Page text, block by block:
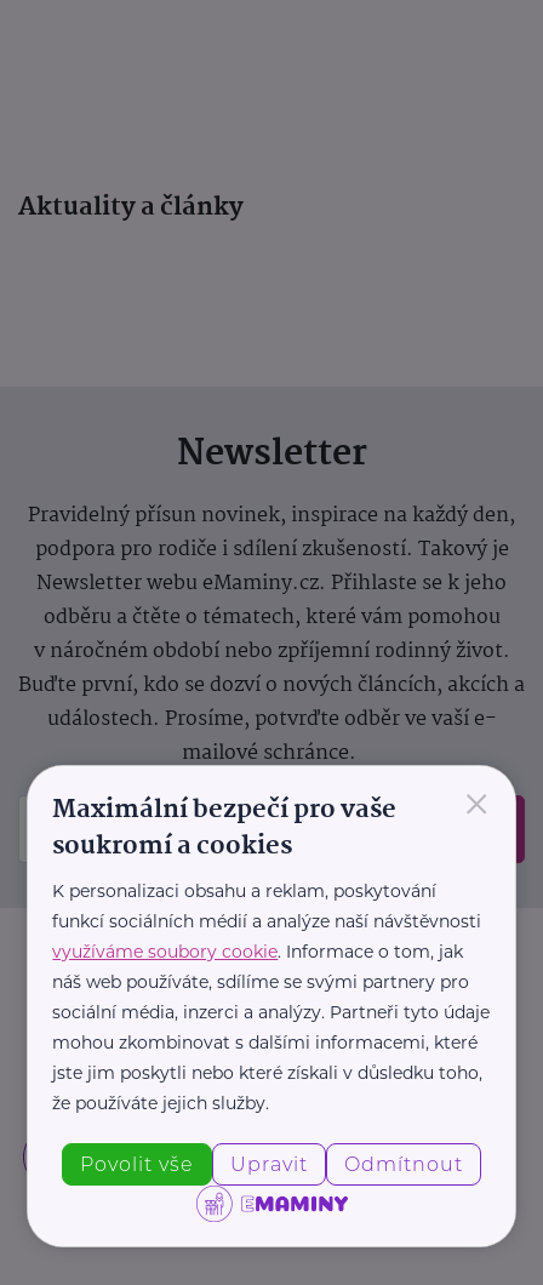
Aktuality a články
Newsletter
Pravidelný přísun novinek, inspirace na každý den,
podpora pro rodiče i sdílení zkušeností. Takový je
Newsletter webu eMaminy.cz. Přihlaste se k jeho
odběru a čtěte o tématech, které vám pomohou
v náročném období nebo zpříjemní rodinný život.
Buďte první, kdo se dozví o nových článcích, akcích a
událostech. Prosíme, potvrďte odběr ve vaší e-
mailové schránce.
×
Maximální bezpečí pro vaše
soukromí a cookies
K personalizaci obsahu a reklam, poskytování
funkcí sociálních médií a analýze naší návštěvnosti
využíváme soubory cookie. Informace o tom, jak
náš web používáte, sdílíme se svými partnery pro
sociální média, inzerci a analýzy. Partneři tyto údaje
mohou zkombinovat s dalšími informacemi, které
jste jim poskytli nebo které získali v důsledku toho,
že používáte jejich služby.
Povolit vše Upravit Odmítnout